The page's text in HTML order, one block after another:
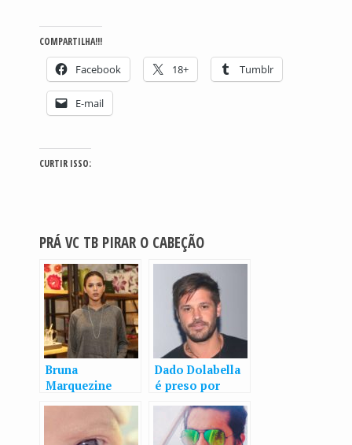
COMPARTILHA!!!
Facebook 18+ Tumblr
E-mail
CURTIR ISSO:
PRÁ VC TB PIRAR O CABEÇÃO
Bruna
Marquezine
pernas em São
Dado Dolabella
é preso por
de pensão